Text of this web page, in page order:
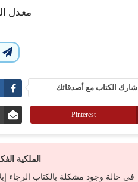
معدل
شارك الكتاب مع أصدقائك
Pinterest
الملكية
فى حالة وجود مشكلة بالكتاب الرجاء